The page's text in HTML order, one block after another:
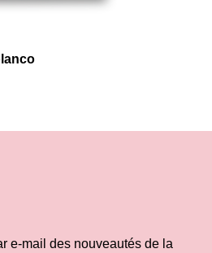
e-mail des nouveautés de la